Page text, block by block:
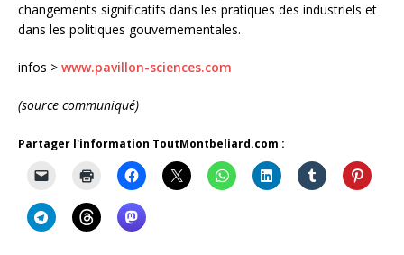
changements significatifs dans les pratiques des industriels et
dans les politiques gouvernementales.
infos > www.pavillon-sciences.com
(source communiqué)
Partager l'information ToutMontbeliard.com :